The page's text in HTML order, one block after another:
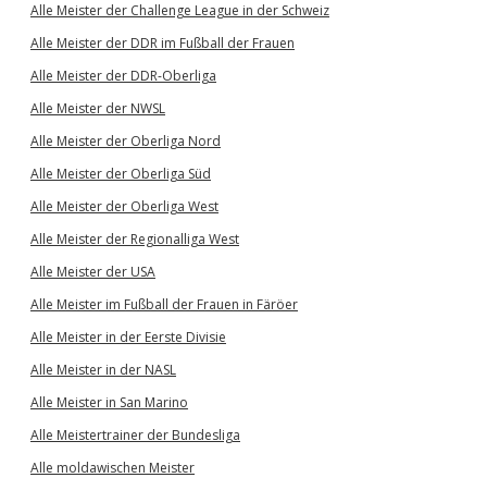
Alle Meister der Challenge League in der Schweiz
Alle Meister der DDR im Fußball der Frauen
Alle Meister der DDR-Oberliga
Alle Meister der NWSL
Alle Meister der Oberliga Nord
Alle Meister der Oberliga Süd
Alle Meister der Oberliga West
Alle Meister der Regionalliga West
Alle Meister der USA
Alle Meister im Fußball der Frauen in Färöer
Alle Meister in der Eerste Divisie
Alle Meister in der NASL
Alle Meister in San Marino
Alle Meistertrainer der Bundesliga
Alle moldawischen Meister